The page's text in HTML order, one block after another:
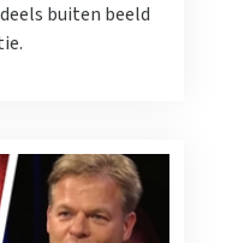
buiten beeld